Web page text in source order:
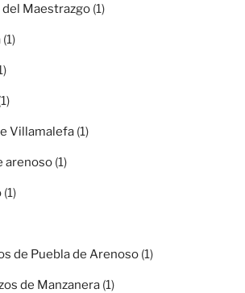
del Maestrazgo (1)
(1)
Villamalefa (1)
arenoso (1)
(1)
de Puebla de Arenoso (1)
de Manzanera (1)